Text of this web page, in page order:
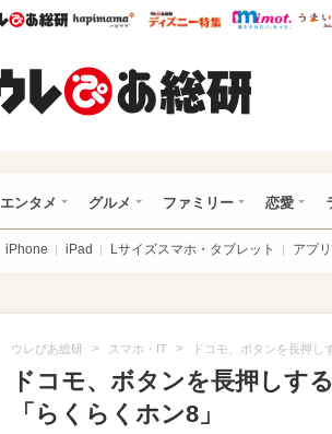
ウレぴあ総研ハピママ* ウレぴあ総
エンタメ グルメ ファミリー 恋愛
iPhone iPad Lサイズスマホ・タブレット アプリ
ウレぴあ総研 > スマホ・IT > ドコモ、ボタンを長押し
ドコモ、ボタンを長押しす
「らくらくホン8」